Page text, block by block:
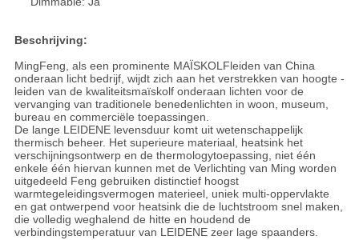
Beschrijving:
MingFeng, als een prominente MAÏSKOLFleiden van China
onderaan licht bedrijf, wijdt zich aan het verstrekken van hoogte -
leiden van de kwaliteitsmaïskolf onderaan lichten voor de
vervanging van traditionele benedenlichten in woon, museum,
bureau en commerciële toepassingen.
De lange LEIDENE levensduur komt uit wetenschappelijk
thermisch beheer. Het superieure materiaal, heatsink het
verschijningsontwerp en de thermologytoepassing, niet één
enkele één hiervan kunnen met de Verlichting van Ming worden
uitgedeeld Feng gebruiken distinctief hoogst
warmtegeleidingsvermogen materieel, uniek multi-oppervlakte
en gat ontwerpend voor heatsink die de luchtstroom snel maken,
die volledig weghalend de hitte en houdend de
verbindingstemperatuur van LEIDENE zeer lage spaanders.